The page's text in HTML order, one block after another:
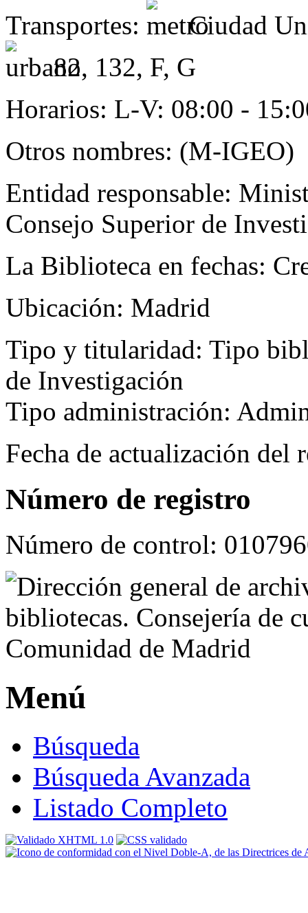
Transportes:
Ciudad
82, 132, F, G
Horarios: L-V: 08:00 -
Otros nombres: (M-IGEO)
Entidad responsable:
Consejo Superior de
La Biblioteca en fechas:
Ubicación: Madrid
Tipo y titularidad: Tipo
de Investigación
Tipo administración:
Fecha de actualización del
Número de registro
Número de control:
Menú
Búsqueda
Búsqueda Avanzada
Listado Completo